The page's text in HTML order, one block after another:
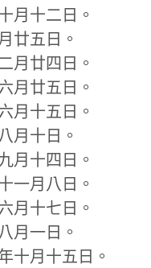
月十二日。
廿五日。
月廿四日。
月廿五日。
月十五日。
月十日。
月十四日。
一月八日。
月十七日。
月一日。
十月十五日。